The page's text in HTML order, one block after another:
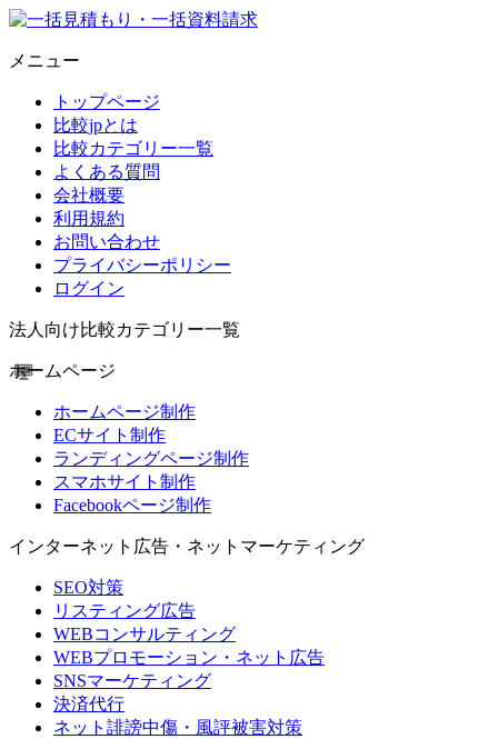
メニュー
トップページ
比較jpとは
比較カテゴリー一覧
よくある質問
会社概要
利用規約
お問い合わせ
プライバシーポリシー
ログイン
法人向け比較カテゴリー一覧
ホームページ
ホームページ制作
ECサイト制作
ランディングページ制作
スマホサイト制作
Facebookページ制作
インターネット広告・ネットマーケティング
SEO対策
リスティング広告
WEBコンサルティング
WEBプロモーション・ネット広告
SNSマーケティング
決済代行
ネット誹謗中傷・風評被害対策